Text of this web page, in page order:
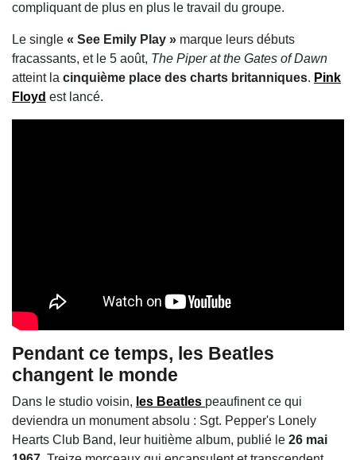
compliquant de plus en plus le travail du groupe.
Le single « See Emily Play » marque leurs débuts
fracassants, et le 5 août, The Piper at the Gates of Dawn
atteint la cinquième place des charts britanniques. Pink
Floyd est lancé.
Pendant ce temps, les Beatles
changent le monde
Dans le studio voisin, les Beatles peaufinent ce qui
deviendra un monument absolu : Sgt. Pepper's Lonely
Hearts Club Band, leur huitième album, publié le 26 mai